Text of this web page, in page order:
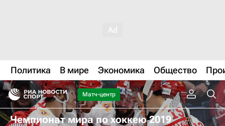
Политика В мире Экономика Общество
Матч-центр
Чемпионат мира по хоккею 2019